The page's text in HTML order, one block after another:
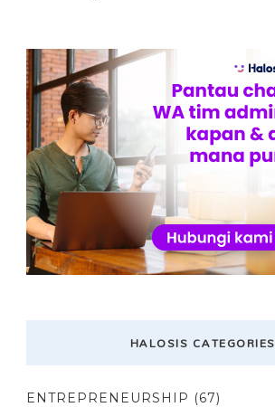
HALOSIS CATEGORIES
ENTREPRENEURSHIP (67)